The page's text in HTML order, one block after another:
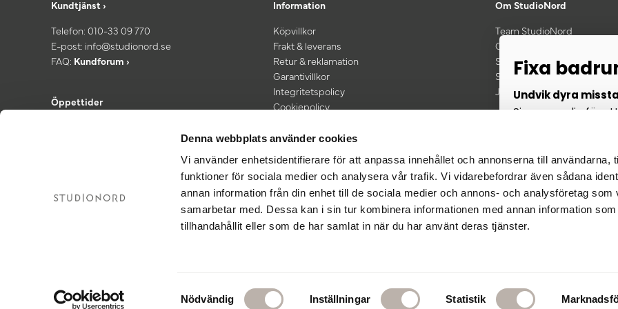
Denna webbplats använder cookies
Vi använder enhetsidentifierare för att anpassa innehållet och annonserna till användarna,
funktioner för sociala medier och analysera vår trafik. Vi vidarebefordrar även sådana
annan information från din enhet till de sociala medier och annons- och analysföretag som
samarbetar med. Dessa kan i sin tur kombinera informationen med annan information
tillhandahållit eller som de har samlat in när du har använt deras tjänster.
Nödvändig Inställningar Statistik
Kundtjänst ›
Telefon:010-33 09 770
E-post: info@studionord.se
FAQ: Kundforum ›
Öppettider
Showroom: Fredagar 13.00–16:30
Information
Köpvillkor
Frakt & leverans
Retur & reklamation
Garantivillkor
Integritetspolicy
Cookiepolicy
Om StudioNord
Team StudioNord
Om oss
Showroom
Samarbeten
Jobba hos oss
Fixa
Undvik dyra
Signa upp dig för